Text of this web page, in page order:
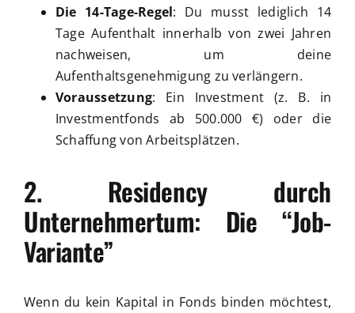
Die 14-Tage-Regel: Du musst lediglich 14
Tage Aufenthalt innerhalb von zwei Jahren
nachweisen, um deine
Aufenthaltsgenehmigung zu verlängern.
Voraussetzung: Ein Investment (z. B. in
Investmentfonds ab 500.000 €) oder die
Schaffung von Arbeitsplätzen.
2. Residency durch
Unternehmertum: Die “Job-
Variante”
Wenn du kein Kapital in Fonds binden möchtest,